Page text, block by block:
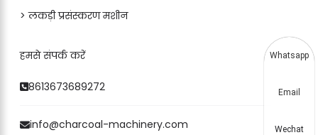
> लकड़ी प्रसंस्करण मशीन
हमसे संपर्क करें
8613673689272
info@charcoal-machinery.com
Whatsapp
Email
Wechat